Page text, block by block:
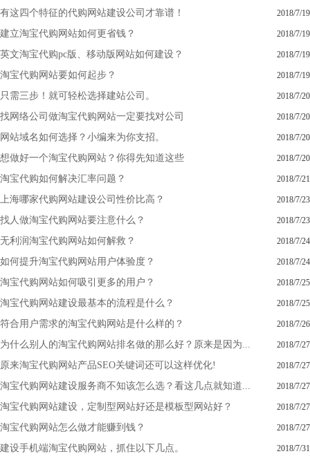
有这四个特征的代购网站建设公司才靠谱！ 2018/7/19
建立淘宝代购网站如何更省钱？ 2018/7/19
英文淘宝代购pc版、移动版网站如何建设？ 2018/7/19
淘宝代购网站要如何起步？ 2018/7/19
只需三步！就可轻松选择建站公司。 2018/7/20
找网络公司做淘宝代购网站一定要找对公司 2018/7/20
网站域名如何选择？小编来为你支招。 2018/7/20
想做好一个淘宝代购网站？你得先知道这些 2018/7/20
淘宝代购如何解决汇率问题？ 2018/7/21
上海哪家代购网站建设公司性价比高？ 2018/7/23
找人做淘宝代购网站要注意什么？ 2018/7/23
无利润淘宝代购网站如何解救？ 2018/7/24
如何提升淘宝代购网站用户体验度？ 2018/7/24
淘宝代购网站如何吸引更多的用户？ 2018/7/25
淘宝代购网站建设最基本的流程是什么？ 2018/7/25
符合用户需求的淘宝代购网站是什么样的？ 2018/7/26
为什么别人的淘宝代购网站排名做的那么好？原来是因为... 2018/7/27
原来淘宝代购网站产品SEO关键词还可以这样优化! 2018/7/27
淘宝代购网站建设服务商不知该怎么选？看这几点就知道... 2018/7/27
淘宝代购网站建设，定制型网站好还是模板型网站好？ 2018/7/27
淘宝代购网站怎么做才能赚到钱？ 2018/7/27
建设手机端淘宝代购网站，抓住以下几点。 2018/7/31